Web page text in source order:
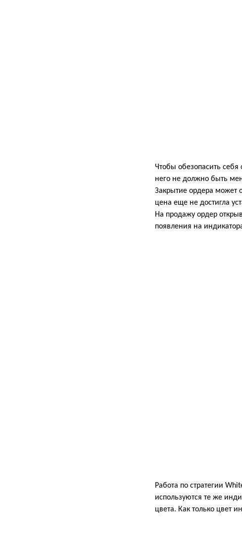
Чтобы обезопасить
него не должно быть
Закрытие ордера может
цена еще не достигла
На продажу ордер
появления на
Работа по стратегии
используются те же
цвета. Как только цвет